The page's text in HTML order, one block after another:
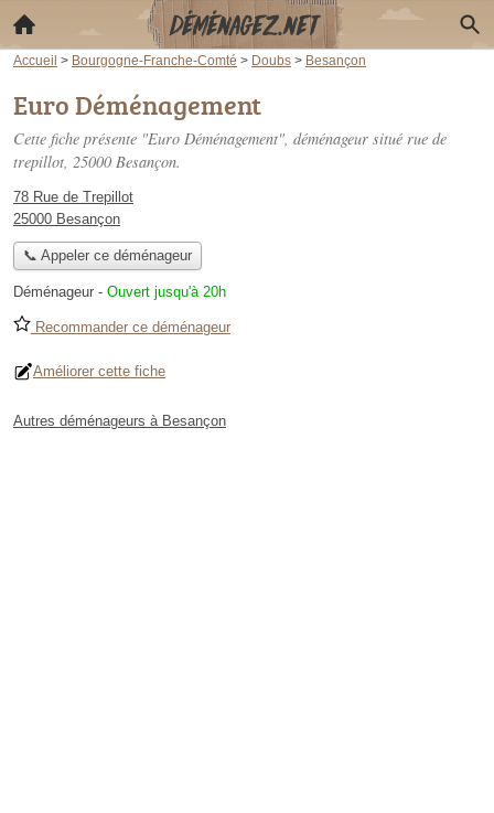
Accueil > Bourgogne-Franche-Comté > Doubs > Besançon
Euro Déménagement
Cette fiche présente "Euro Déménagement", déménageur situé rue de
trepillot, 25000 Besançon.
78 Rue de Trepillot
25000 Besançon
📞 Appeler ce déménageur
Déménageur - Ouvert jusqu'à 20h
Recommander ce déménageur
Améliorer cette fiche
Autres déménageurs à Besançon